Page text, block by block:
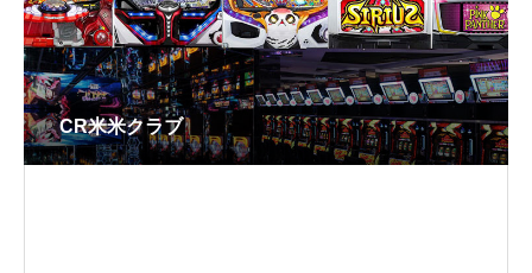
CR米米クラブ